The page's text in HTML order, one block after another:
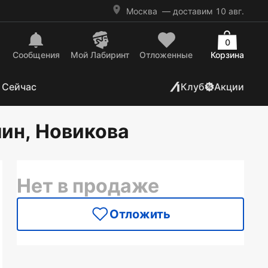
Москва — доставим 10 авг.
Сообщения Mой Лабиринт Отложенные Корзина
0
Клуб Акции
Новикова
Нет в продаже
Отложить